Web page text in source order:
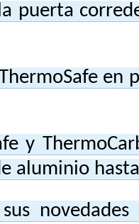
puerta
en
y
aluminio